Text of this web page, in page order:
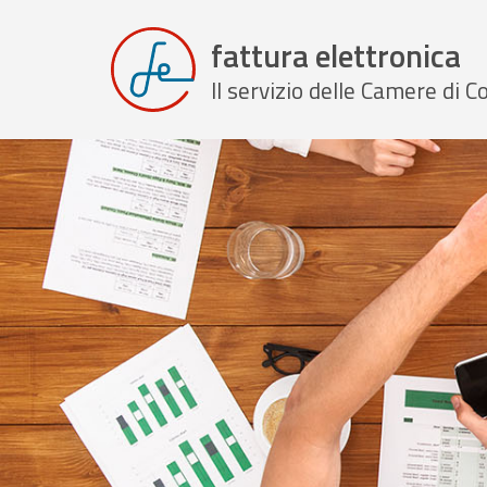
fattura elettronica
Il servizio delle Camere di